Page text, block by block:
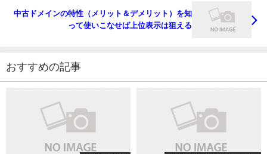
中古ドメインの特性（メリット＆デメリット）を知
って使いこなせば上位表示は狙える
おすすめの記事